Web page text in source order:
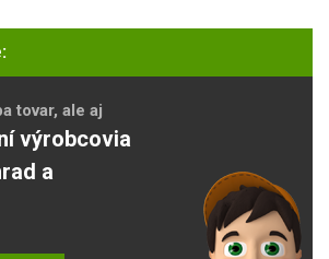
tovar, ale aj
výrobcovia
a